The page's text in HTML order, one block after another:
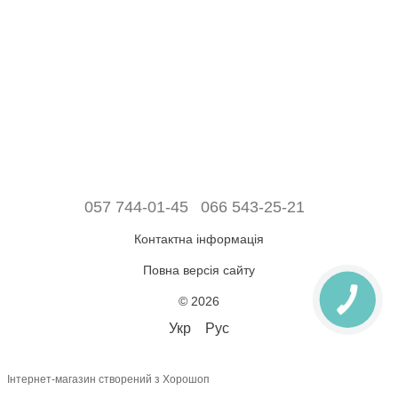
057 744-01-45 066 543-25-21
Контактна інформація
Повна версія сайту
© 2026
Укр Рус
Інтернет-магазин створений з Хорошоп